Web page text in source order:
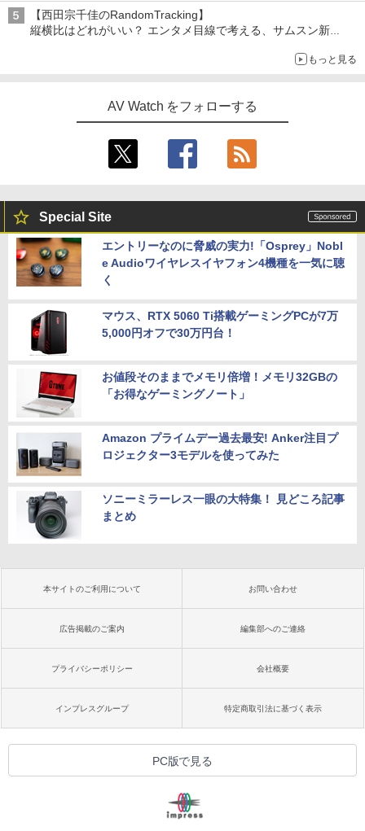
【西田宗千佳のRandomTracking】
縦横比はどれがいい？ エンタメ目線で考える、サムスン新
もっと見る
AV Watch をフォローする
Special Site
エントリーなのに脅威の実力!「Osprey」Nobl
e Audioワイヤレスイヤフォン4機種を一気に聴
く
マウス、RTX 5060 Ti搭載ゲーミングPCが7万
5,000円オフで30万円台！
お値段そのままでメモリ倍増！メモリ32GBの
「お得なゲーミングノート」
Amazon プライムデー過去最安! Anker注目プ
ロジェクター3モデルを使ってみた
ソニーミラーレス一眼の大特集！ 見どころ記事
まとめ
本サイトのご利用について お問い合わせ
広告掲載のご案内 編集部へのご連絡
プライバシーポリシー 会社概要
インプレスグループ 特定商取引法に基づく表示
PC版で見る